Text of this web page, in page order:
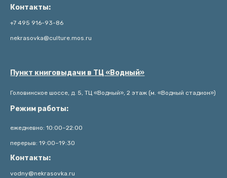
Контакты:
+7 495 916-93-86
nekrasovka@culture.mos.ru
Пункт книговыдачи в ТЦ «Водный»
Головинское шоссе, д. 5, ТЦ «Водный», 2 этаж (м. «Водный стадион»)
Режим работы:
ежедневно: 10:00–22:00
перерыв: 19:00–19:30
Контакты:
vodny@nekrasovka.ru